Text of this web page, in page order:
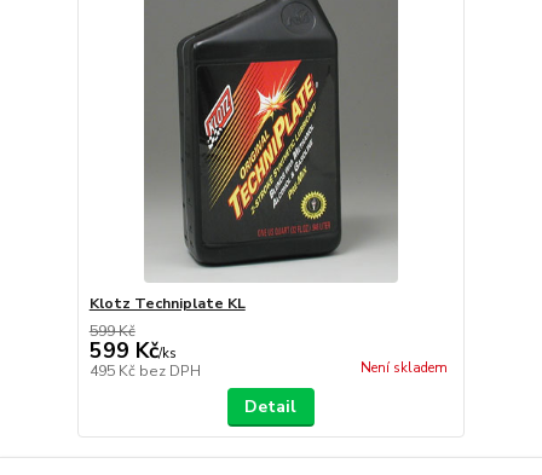
Klotz Techniplate KL
599 Kč
599 Kč/ks
495 Kč bez DPH Není skladem
Detail